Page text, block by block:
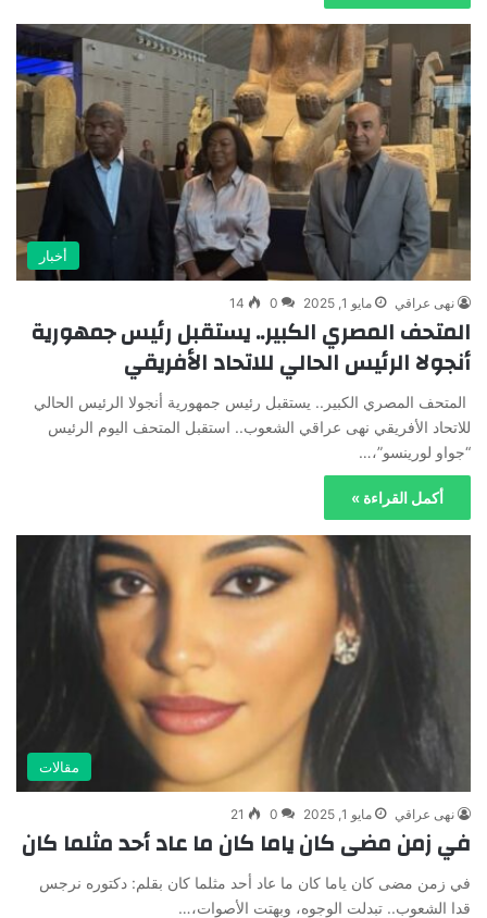
أخبار
نهى عراقي مايو 1, 2025 0
14
المتحف المصري الكبير.. يستقبل رئيس جمهورية
أنجولا الرئيس الحالي للاتحاد الأفريقي
المتحف المصري الكبير.. يستقبل رئيس جمهورية أنجولا الرئيس الحالي
للاتحاد الأفريقي نهى عراقي الشعوب.. استقبل المتحف اليوم الرئيس
“جواو لورينسو”،…
أكمل القراءة »
مقالات
نهى عراقي مايو 1, 2025 0
21
في زمن مضى كان ياما كان ما عاد أحد مثلما كان
في زمن مضى كان ياما كان ما عاد أحد مثلما كان بقلم: دكتوره نرجس
قدا الشعوب.. تبدلت الوجوه، وبهتت الأصوات،…